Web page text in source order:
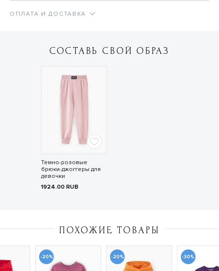
ОПЛАТА И ДОСТАВКА
СОСТАВЬ СВОЙ ОБРАЗ
Темно-розовые
брюки-джоггеры для
девочки
1924.00 RUB
ПОХОЖИЕ ТОВАРЫ
-20% -20% -30%